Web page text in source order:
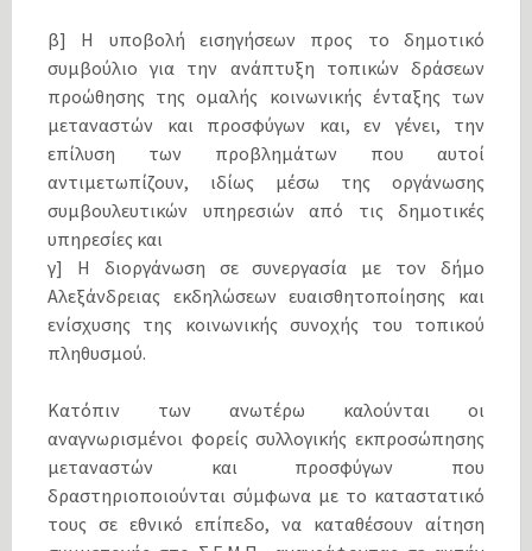
β] Η υποβολή εισηγήσεων προς το δημοτικό
συμβούλιο για την ανάπτυξη τοπικών δράσεων
προώθησης της ομαλής κοινωνικής ένταξης των
μεταναστών και προσφύγων και, εν γένει, την
επίλυση των προβλημάτων που αυτοί
αντιμετωπίζουν, ιδίως μέσω της οργάνωσης
συμβουλευτικών υπηρεσιών από τις δημοτικές
υπηρεσίες και
γ] Η διοργάνωση σε συνεργασία με τον δήμο
Αλεξάνδρειας εκδηλώσεων ευαισθητοποίησης και
ενίσχυσης της κοινωνικής συνοχής του τοπικού
πληθυσμού.
Κατόπιν των ανωτέρω καλούνται οι
αναγνωρισμένοι φορείς συλλογικής εκπροσώπησης
μεταναστών και προσφύγων που
δραστηριοποιούνται σύμφωνα με το καταστατικό
τους σε εθνικό επίπεδο, να καταθέσουν αίτηση